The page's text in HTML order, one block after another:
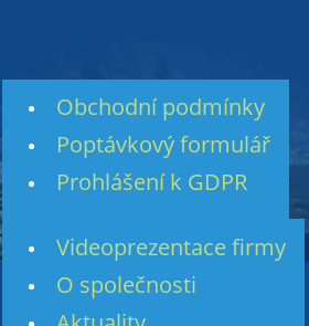
Obchodní podmínky
Poptávkový formulář
Prohlášení k GDPR
Videoprezentace firmy
O společnosti